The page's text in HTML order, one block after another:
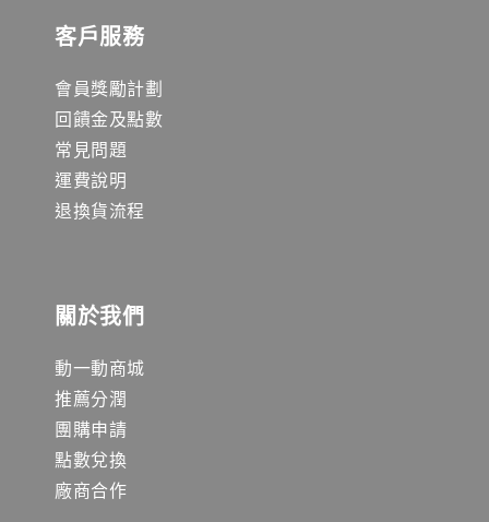
客戶服務
會員獎勵計劃
回饋金及點數
常見問題
運費說明
退換貨流程
關於我們
動一動商城
推薦分潤
團購申請
點數兌換
廠商合作